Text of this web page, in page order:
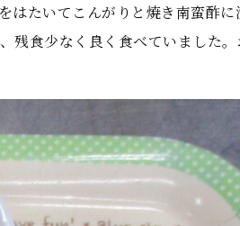
たいてこんがりと焼き南蛮酢
食少なく良く食べていました